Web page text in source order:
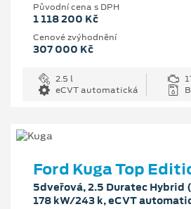
Původní cena s DPH
1 118 200 Kč
Cenové zvýhodnění
307 000 Kč
2.5 l
eCVT automatická
Ford Kuga Top
5dveřová, 2.5 Duratec Hybrid
178 kW/243 k, eCVT